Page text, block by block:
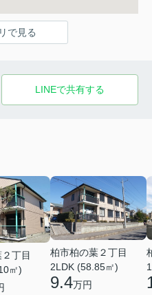
で見る
LINEで共有する
丁目
㎡)
柏市柏の葉２丁目
2LDK (58.85㎡)
9.4万円